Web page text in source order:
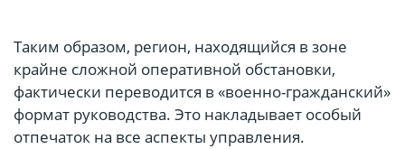
Таким образом, регион, находящийся в зоне
крайне сложной оперативной обстановки,
фактически переводится в «военно-гражданский»
формат руководства. Это накладывает особый
отпечаток на все аспекты управления.